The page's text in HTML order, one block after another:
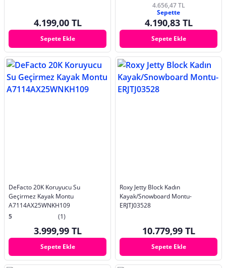
4.199,00 TL
Sepete Ekle
4.656,47 TL
Sepette
4.190,83 TL
Sepete Ekle
DeFacto 20K Koruyucu Su
Geçirmez Kayak Montu
A7114AX25WNKH109
5
(1)
3.999,99 TL
Sepete Ekle
Roxy Jetty Block Kadın
Kayak/Snowboard Montu-
ERJTJ03528
10.779,99 TL
Sepete Ekle